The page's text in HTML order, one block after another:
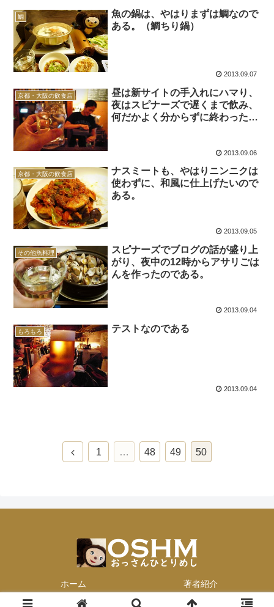
鯛
魚の鍋は、やはりまずは鯛なので
ある。（鯛ちり鍋）
2013.09.07
京都・大阪の飲食店
昼は新サイトの手入れにハマり、
夜はスピナーズで遅くまで飲み、
何だかよく分からずに終わった一
2013.09.06
京都・大阪の飲食店
ナスミートも、やはりニンニクは
使わずに、和風に仕上げたいので
ある。
2013.09.05
その他魚料理
スピナーズでブログの話が盛り上
がり、夜中の12時からアサリごは
んを作ったのである。
2013.09.04
もろもろ テストなのである
2013.09.04
前
1 … 48 49 50
ホーム 著者紹介